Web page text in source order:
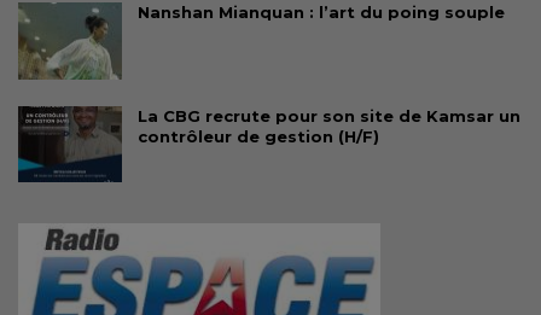
Nanshan Mianquan : l’art du poing souple
La CBG recrute pour son site de Kamsar un
contrôleur de gestion (H/F)